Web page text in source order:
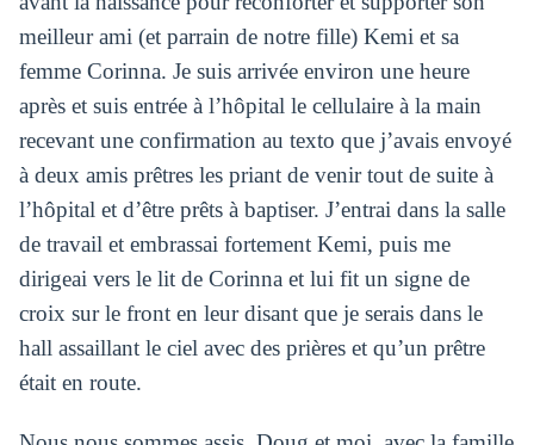
meilleur ami (et parrain de notre fille) Kemi et sa
femme Corinna. Je suis arrivée environ une heure
après et suis entrée à l’hôpital le cellulaire à la main
recevant une confirmation au texto que j’avais envoyé
à deux amis prêtres les priant de venir tout de suite à
l’hôpital et d’être prêts à baptiser. J’entrai dans la salle
de travail et embrassai fortement Kemi, puis me
dirigeai vers le lit de Corinna et lui fit un signe de
croix sur le front en leur disant que je serais dans le
hall assaillant le ciel avec des prières et qu’un prêtre
était en route.